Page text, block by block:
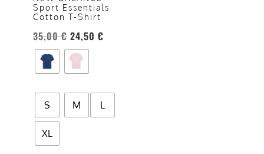
Sport Essentials
Cotton T-Shirt
35,00€ 24,50 €
S M L
XL
possono
essere
scelte
nella
pagina
prodotto